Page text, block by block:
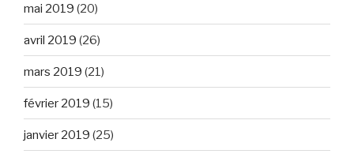
mai 2019 (20)
avril 2019 (26)
mars 2019 (21)
février 2019 (15)
janvier 2019 (25)